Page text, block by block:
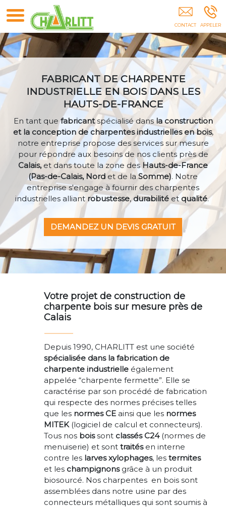
CHARLITT - Charpente Du Littoral Guines Calais
Boulogne-Sur-Mer Arras Lens Liévin Béthune
FABRICANT DE CHARPENTE
INDUSTRIELLE EN BOIS DANS LES
HAUTS-DE-FRANCE
En tant quefabricantspécialisé dansla construction
et la conception de charpentes industrielles en bois,
notre entreprise propose des services sur mesure
pour répondre aux besoins de nos clients près de
Calais, et dans toute la zone desHauts-de-France
(Pas-de-Calais, Nord et de laSomme). Notre
entreprises'engage à fournir des charpentes
industrielles alliant robustesse,durabilité et qualité.
DEMANDEZ UN DEVIS GRATUIT
Votre projet de construction de
charpente bois sur mesure près de
Calais
Depuis 1990, CHARLITT est une société
spécialisée dans la fabrication de
charpente industrielle également
appelée “charpente fermette”. Elle se
caractérise par son procédé de fabrication
qui respecte des normes précises telles
que les normes CE ainsi que les normes
MITEK (logiciel de calcul et connecteurs).
Tous nos boissont classés C24(normes de
menuiserie) et sont traitésen interne
contre les larves xylophages, les termites
et les champignonsgrâce à un produit
biosourcé. Nos charpentes en bois sont
assemblées dans notre usine par des
connecteurs métalliques qui sont soumis à